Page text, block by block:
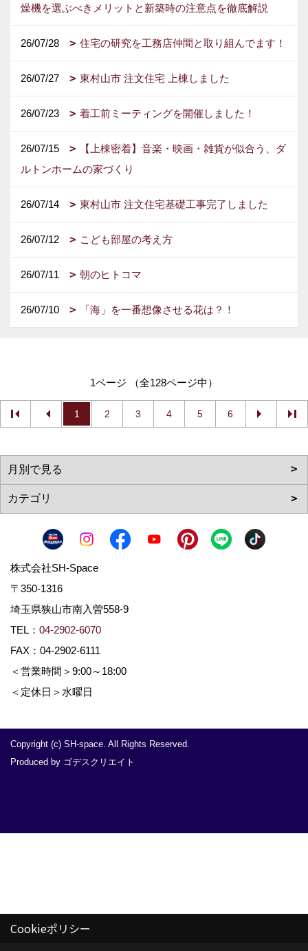
燥機を選ぶべきメリットと新築時の注意点を徹底解説
26/07/28 住宅の研究を工務店仲間と取り組んでます！
26/07/27 東村山市 注文住宅 上棟しました
26/07/23 着工前ミーティングを開催しました！
26/07/15
【上棟密着】音楽・映画・雑貨が似合う、ダ
ルトンホームの家づくり
26/07/14 東村山市 注文住宅基礎工事完了しました
26/07/12 こども部屋の考え方
26/07/11 朝のヒトコマ
26/07/10 「海」を一番想像させる花は？！
1ページ （全128ページ中）
1 2 3 4 5 6
株式会社SH-Space
〒350-1316
埼玉県狭山市南入曽558-9
TEL： 04-2902-6070
FAX：04-2902-6111
＜営業時間＞9:00～18:00
＜定休日＞水曜日
Copyright (c) SH-space. All Rights Reserved.
Produced by ゴデスクリエイト
Cookieポリシー